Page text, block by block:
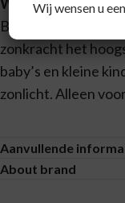
Blijf niet te lang in
zonkracht het
baby’s en kleine
zonlicht. Alleen
Aanvullende
About brand
Wij wensen u